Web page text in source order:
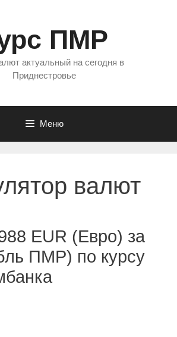
ПМР
актуальный на сегодня в
Приднестровье
Меню
валют
EUR (Евро) за
ПМР) по курсу